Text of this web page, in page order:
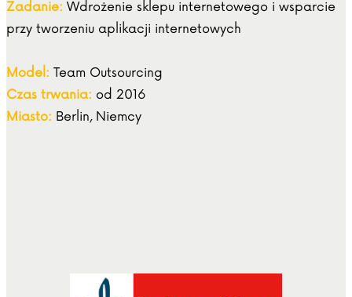
Zadanie: Wdrożenie sklepu internetowego i wsparcie
przy tworzeniu aplikacji internetowych
Model: Team Outsourcing
Czas trwania: od 2016
Miasto: Berlin, Niemcy